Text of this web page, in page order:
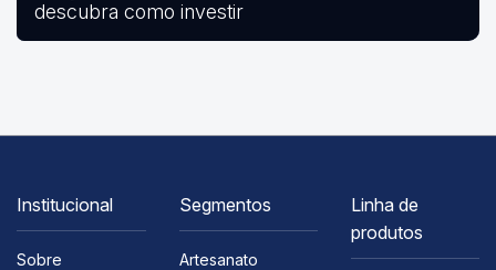
descubra como investir
Institucional
Sobre
Segmentos
Artesanato
Linha de
produtos